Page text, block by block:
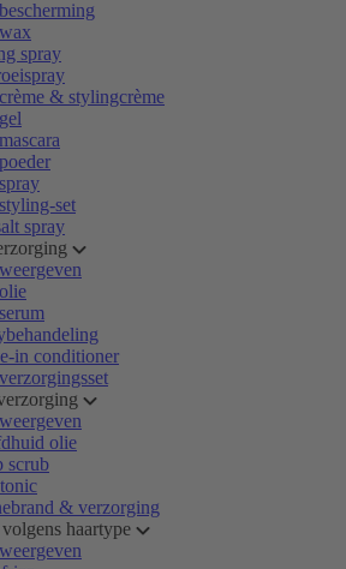
spray
& stylingcrème
set
spray
in conditioner
olie
scrub
& verzorging
haartype